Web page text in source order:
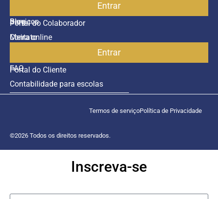
Blog
Contato
Portal do Colaborador
Entrar
Serviços
Meira online
FAQ
Contabilidade para escolas
Portal do Cliente
Entrar
©2026 Todos os direitos reservados.
Termos de serviçoPolítica de Privacidade
Inscreva-se